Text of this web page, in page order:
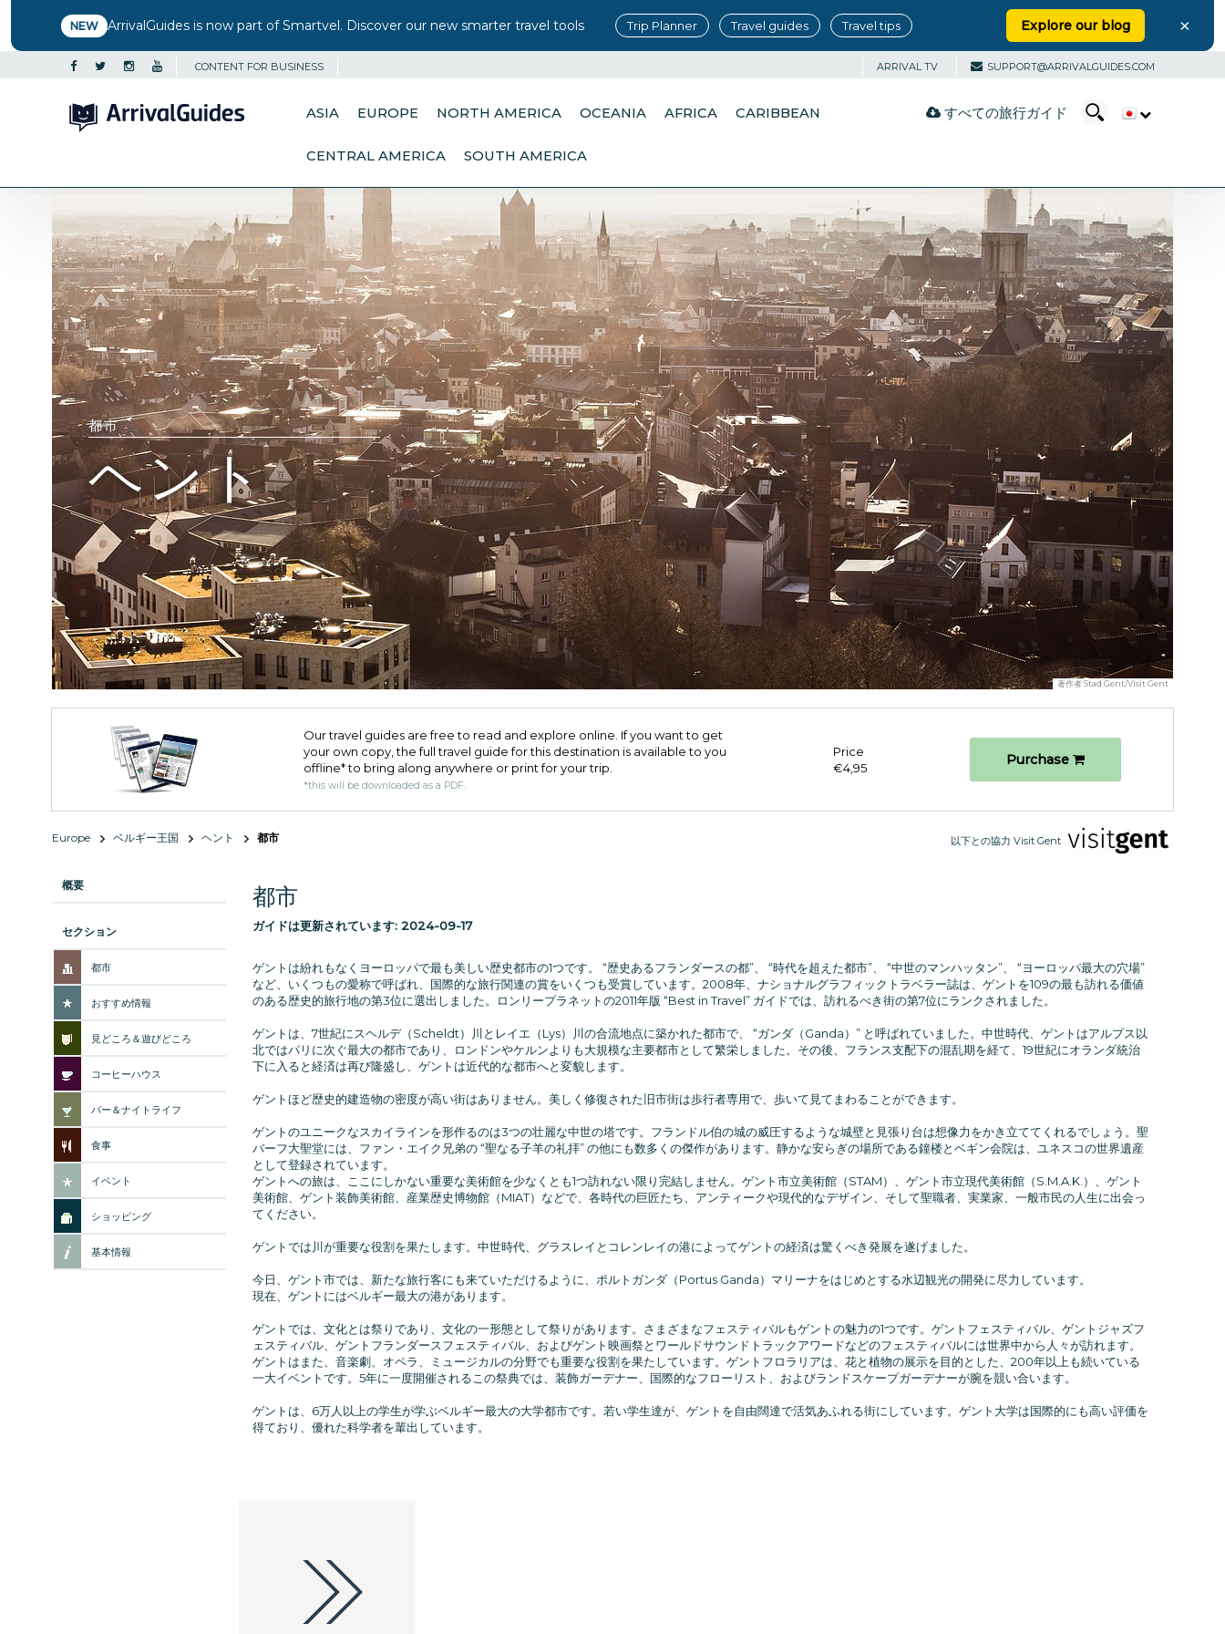
NEW ArrivalGuides is now part of Smartvel. Discover our new smarter travel tools Trip Planner Travel guides Travel tips Explore our blog ×
CONTENT FOR BUSINESS ARRIVAL TV SUPPORT@ARRIVALGUIDES.COM
ASIA EUROPE NORTH AMERICA OCEANIA AFRICA CARIBBEAN
CENTRAL AMERICA SOUTH AMERICA
すべての旅行ガイド
都市
ヘント
著作者Stad Gent/Visit Gent
Our travel guides are free to read and explore online. If you want to get
your own copy, the full travel guide for this destination is available to you
offline* to bring along anywhere or print for your trip.​
*this will be downloaded as a PDF.
Price
€4,95
Purchase
Europe ベルギー王国 ヘント 都市 以下との協力 Visit Gent
概要
セクション
都市
おすすめ情報
見どころ＆遊びどころ
コーヒーハウス
バー＆ナイトライフ
食事
イベント
ショッピング
基本情報
都市
ガイドは更新されています: 2024-09-17
ゲントは紛れもなくヨーロッパで最も美しい歴史都市の1つです。 “歴史あるフランダースの都”、 “時代を超えた都市”、 “中世のマンハッタン”、 “ヨーロッパ最大の穴場”
など、いくつもの愛称で呼ばれ、国際的な旅行関連の賞をいくつも受賞しています。2008年、ナショナルグラフィックトラベラー誌は、ゲントを109の最も訪れる価値
のある歴史的旅行地の第3位に選出しました。ロンリープラネットの2011年版 “Best in Travel” ガイドでは、訪れるべき街の第7位にランクされました。
ゲントは、7世紀にスヘルデ（Scheldt）川とレイエ（Lys）川の合流地点に築かれた都市で、 “ガンダ（Ganda）” と呼ばれていました。中世時代、ゲントはアルプス以
北ではパリに次ぐ最大の都市であり、ロンドンやケルンよりも大規模な主要都市として繁栄しました。その後、フランス支配下の混乱期を経て、19世紀にオランダ統治
下に入ると経済は再び隆盛し、ゲントは近代的な都市へと変貌します。
ゲントほど歴史的建造物の密度が高い街はありません。美しく修復された旧市街は歩行者専用で、歩いて見てまわることができます。
ゲントのユニークなスカイラインを形作るのは3つの壮麗な中世の塔です。フランドル伯の城の威圧するような城壁と見張り台は想像力をかき立ててくれるでしょう。聖
バーフ大聖堂には、ファン・エイク兄弟の “聖なる子羊の礼拝” の他にも数多くの傑作があります。静かな安らぎの場所である鐘楼とベギン会院は、ユネスコの世界遺産
として登録されています。
ゲントへの旅は、ここにしかない重要な美術館を少なくとも1つ訪れない限り完結しません。ゲント市立美術館（STAM）、ゲント市立現代美術館（S.M.A.K.）、ゲント
美術館、ゲント装飾美術館、産業歴史博物館（MIAT）などで、各時代の巨匠たち、アンティークや現代的なデザイン、そして聖職者、実業家、一般市民の人生に出会っ
てください。
ゲントでは川が重要な役割を果たします。中世時代、グラスレイとコレンレイの港によってゲントの経済は驚くべき発展を遂げました。
今日、ゲント市では、新たな旅行客にも来ていただけるように、ポルトガンダ（Portus Ganda）マリーナをはじめとする水辺観光の開発に尽力しています。
現在、ゲントにはベルギー最大の港があります。
ゲントでは、文化とは祭りであり、文化の一形態として祭りがあります。さまざまなフェスティバルもゲントの魅力の1つです。ゲントフェスティバル、ゲントジャズフ
ェスティバル、ゲントフランダースフェスティバル、およびゲント映画祭とワールドサウンドトラックアワードなどのフェスティバルには世界中から人々が訪れます。
ゲントはまた、音楽劇、オペラ、ミュージカルの分野でも重要な役割を果たしています。ゲントフロラリアは、花と植物の展示を目的とした、200年以上も続いている
一大イベントです。5年に一度開催されるこの祭典では、装飾ガーデナー、国際的なフローリスト、およびランドスケープガーデナーが腕を競い合います。
ゲントは、6万人以上の学生が学ぶベルギー最大の大学都市です。若い学生達が、ゲントを自由闊達で活気あふれる街にしています。ゲント大学は国際的にも高い評価を
得ており、優れた科学者を輩出しています。